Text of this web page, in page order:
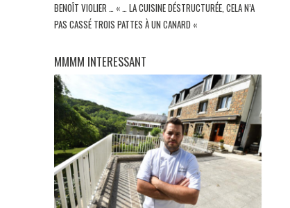
BENOÎT VIOLIER … « … LA CUISINE DÉSTRUCTURÉE, CELA N’A
PAS CASSÉ TROIS PATTES À UN CANARD «
MMMM INTERESSANT